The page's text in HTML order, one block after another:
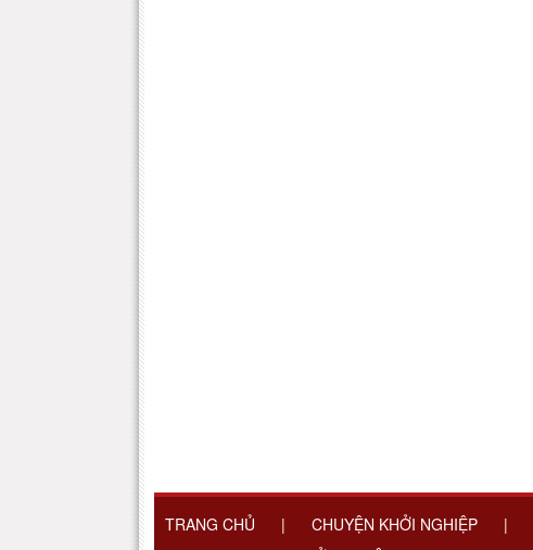
TRANG CHỦ | CHUYỆN KHỞI NGHIỆP |